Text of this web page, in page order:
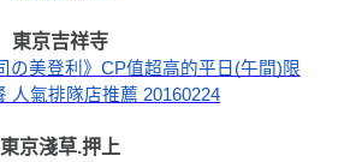
東京吉祥寺
の美登利》CP值超高的平日(午間)限
人氣排隊店推薦 20160224
東京淺草.押上